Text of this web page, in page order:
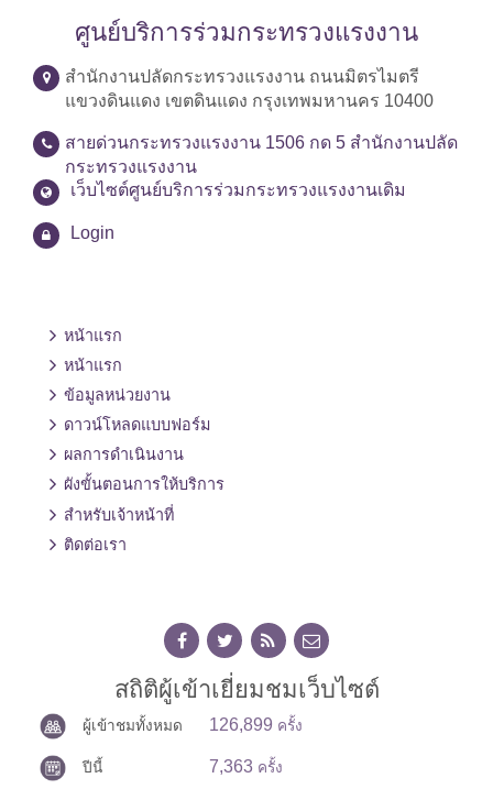
ศูนย์บริการร่วมกระทรวงแรงงาน
สำนักงานปลัดกระทรวงแรงงาน ถนนมิตรไมตรี
แขวงดินแดง เขตดินแดง กรุงเทพมหานคร 10400
สายด่วนกระทรวงแรงงาน 1506 กด 5 สำนักงานปลัด
กระทรวงแรงงาน
เว็บไซต์ศูนย์บริการร่วมกระทรวงแรงงานเดิม
Login
หน้าแรก
หน้าแรก
ข้อมูลหน่วยงาน
ดาวน์โหลดแบบฟอร์ม
ผลการดำเนินงาน
ผังขั้นตอนการให้บริการ
สำหรับเจ้าหน้าที่
ติดต่อเรา
สถิติผู้เข้าเยี่ยมชมเว็บไซต์
ผู้เข้าชมทั้งหมด 126,899 ครั้ง
ปีนี้ 7,363 ครั้ง